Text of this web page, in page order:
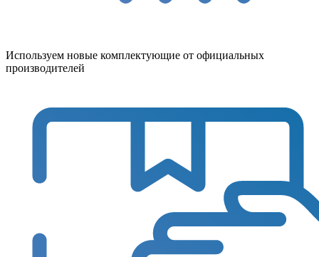
Используем новые комплектующие от официальных
производителей